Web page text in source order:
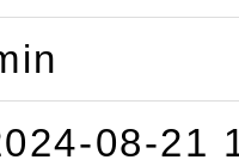
08-21